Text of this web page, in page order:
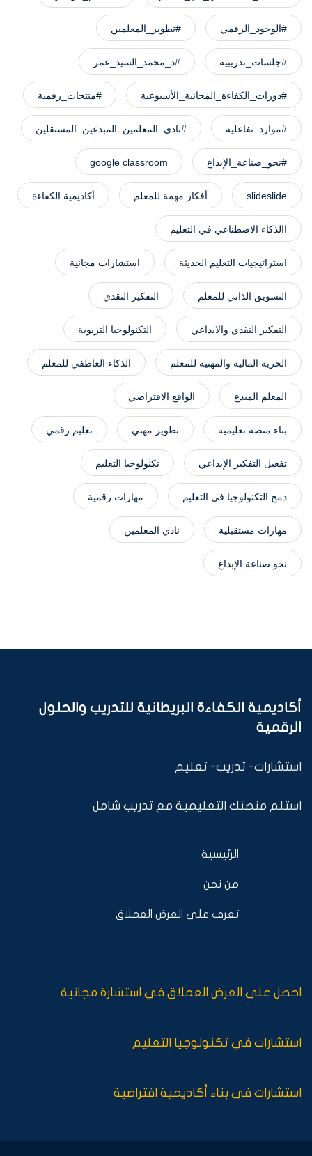
#الوجود_الرقمي #تطوير_المعلمين
#جلسات_تدريبية #د_محمد_السيد_عمر
#دورات_الكفاءة_المجانية_الأسبوعية #منتجات_رقمية
#موارد_تفاعلية #نادي_المعلمين_المبدعين_المستقلين
#نحو_صناعة_الإبداع google classroom
slideslide أفكار مهمة للمعلم أكاديمية الكفاءة
االذكاء الاصطناعي في التعليم
استراتيجيات التعليم الحديثة استشارات مجانية
التسويق الذاتي للمعلم التفكير النقدي
التفكير النقدي والابداعي التكنولوجيا التربوية
الحرية المالية والمهنية للمعلم الذكاء العاطفي للمعلم
المعلم المبدع الواقع الافتراضي
بناء منصة تعليمية تطوير مهني تعليم رقمي
تفعيل التفكير الإبداعي تكنولوجيا التعليم
دمج التكنولوجيا في التعليم مهارات رقمية
مهارات مستقبلية نادي المعلمين
نحو صناعة الإبداع
أكاديمية الكفاءة البريطانية للتدريب والحلول
الرقمية
استشارات- تدريب- تعليم
استلم منصتك التعليمية مع تدريب شامل
الرئيسية
من نحن
تعرف على العرض العملاق
احصل على العرض العملاق في استشارة مجانية
استشارات في تكنولوجيا التعليم
استشارات في بناء أكاديمية افتراضية